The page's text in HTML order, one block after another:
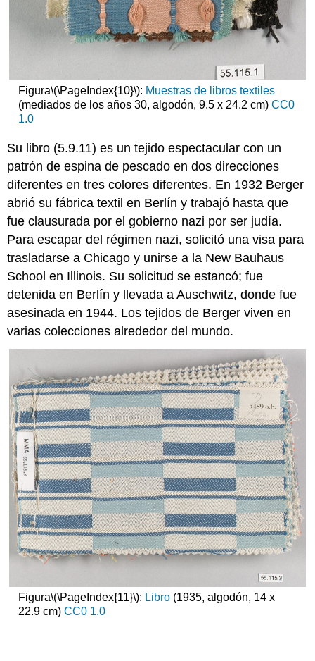
Figura\(\PageIndex{10}\): Muestras de libros textiles
(mediados de los años 30, algodón, 9.5 x 24.2 cm) CC0
1.0
Su libro (5.9.11) es un tejido espectacular con un
patrón de espina de pescado en dos direcciones
diferentes en tres colores diferentes. En 1932 Berger
abrió su fábrica textil en Berlín y trabajó hasta que
fue clausurada por el gobierno nazi por ser judía.
Para escapar del régimen nazi, solicitó una visa para
trasladarse a Chicago y unirse a la New Bauhaus
School en Illinois. Su solicitud se estancó; fue
detenida en Berlín y llevada a Auschwitz, donde fue
asesinada en 1944. Los tejidos de Berger viven en
varias colecciones alrededor del mundo.
Figura\(\PageIndex{11}\): Libro(1935, algodón, 14 x
22.9 cm) CC0 1.0